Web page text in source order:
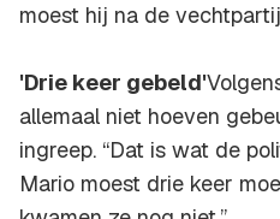
moest hij na de
'Drie keer gebeld'
allemaal niet hoeven
ingreep. “Dat is wat de
Mario moest drie keer